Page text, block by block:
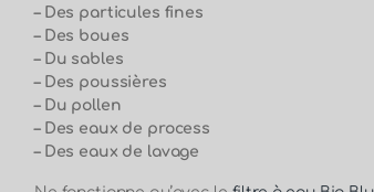
– Des particules fines
– Des boues
– Du sables
– Des poussières
– Du pollen
– Des eaux de process
– Des eaux de lavage